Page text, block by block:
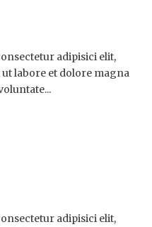
adipisici elit,
labore et dolore magna
adipisici elit,